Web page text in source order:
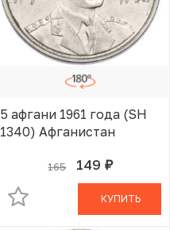
5 афгани 1961 года (SH
1340) Афганистан
165 149 руб.
В КОРЗИНЕ
КУПИТЬ